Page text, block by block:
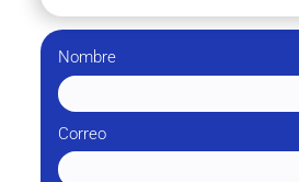
Nombre
Correo